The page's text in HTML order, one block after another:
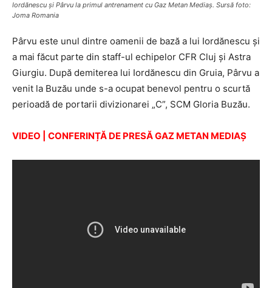
Iordănescu și Pârvu la primul antrenament cu Gaz Metan Mediaș. Sursă foto:
Joma Romania
Pârvu este unul dintre oamenii de bază a lui Iordănescu și
a mai făcut parte din staff-ul echipelor CFR Cluj și Astra
Giurgiu. După demiterea lui Iordănescu din Gruia, Pârvu a
venit la Buzău unde s-a ocupat benevol pentru o scurtă
perioadă de portarii divizionarei „C”, SCM Gloria Buzău.
VIDEO | CONFERINȚĂ DE PRESĂ GAZ METAN MEDIAȘ